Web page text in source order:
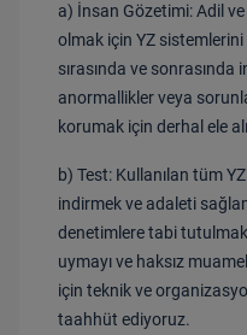
a) İnsan Gözetimi:Adil ve
olmak için YZ
sırasında ve
anormallikler veya
korumak için derhal ele
b) Test: Kullanılan tüm
indirmek ve adaleti
denetimlere tabi
uymayı ve haksız
için teknik ve
taahhüt ediyoruz.